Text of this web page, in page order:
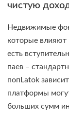
чистую
Недвижимые
которые влияют
есть
паев –
попLatok
платформы
больших сумм